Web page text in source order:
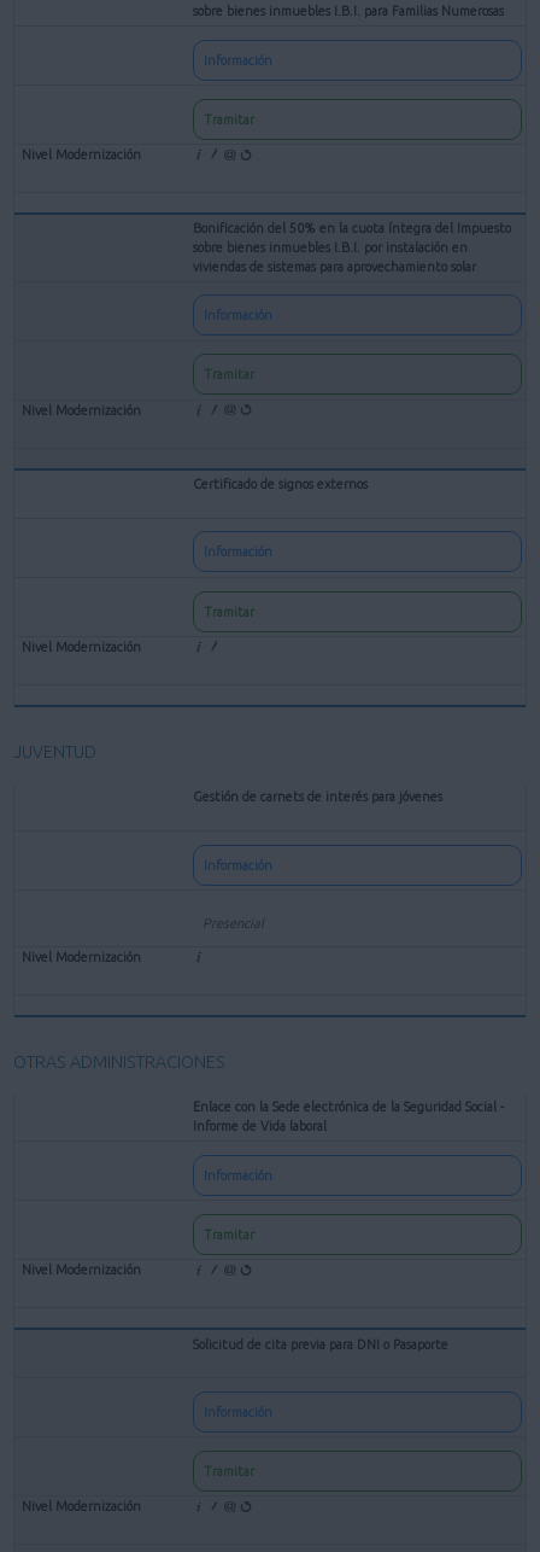
sobre bienes inmuebles I.B.I. para Familias Numerosas
Información
Tramitar
Bonificación del 50% en la cuota íntegra del Impuesto
sobre bienes inmuebles I.B.I. por instalación en
viviendas de sistemas para aprovechamiento solar
Información
Tramitar
Certificado de signos externos
Información
Tramitar
JUVENTUD
Gestión de carnets de interés para jóvenes
Información
Presencial
OTRAS ADMINISTRACIONES
Enlace con la Sede electrónica de la Seguridad Social -
Informe de Vida laboral
Información
Tramitar
Solicitud de cita previa para DNI o Pasaporte
Información
Tramitar